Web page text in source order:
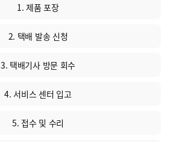
1. 제품 포장
2. 택배 발송 신청
3. 택배기사 방문 회수
4. 서비스 센터 입고
5. 접수 및 수리